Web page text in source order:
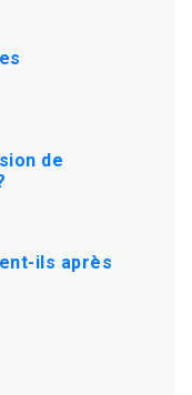
de
ils après